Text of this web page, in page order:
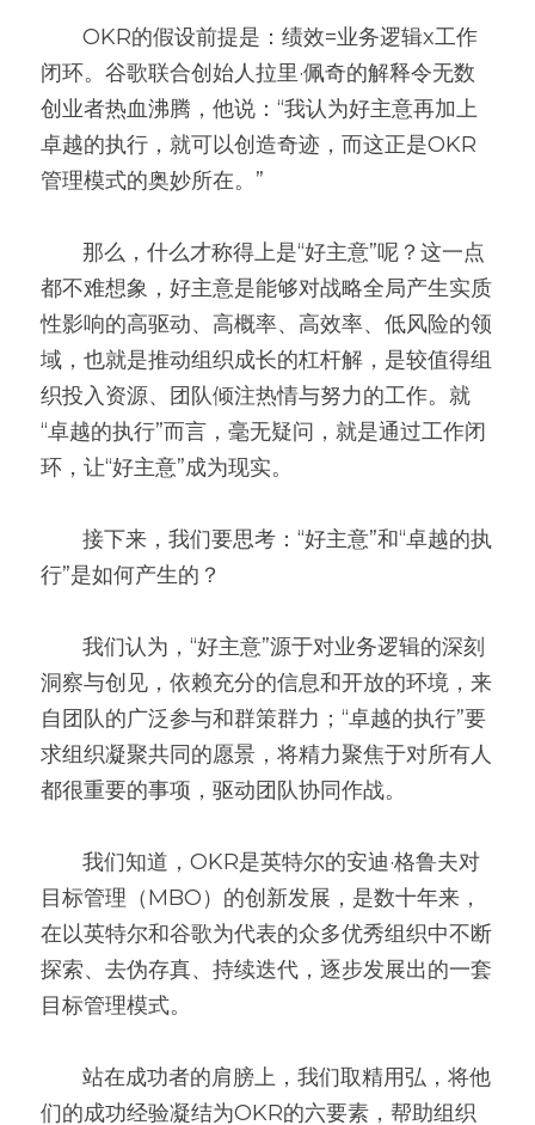
闭环。谷歌联合创始人拉里·佩奇的解释令无数
创业者热血沸腾，他说：“我认为好主意再加上
卓越的执行，就可以创造奇迹，而这正是OKR
管理模式的奥妙所在。”
都不难想象，好主意是能够对战略全局产生实质
性影响的高驱动、高概率、高效率、低风险的领
域，也就是推动组织成长的杠杆解，是较值得组
织投入资源、团队倾注热情与努力的工作。就
“卓越的执行”而言，毫无疑问，就是通过工作闭
环，让“好主意”成为现实。
行”是如何产生的？
洞察与创见，依赖充分的信息和开放的环境，来
自团队的广泛参与和群策群力；“卓越的执行”要
求组织凝聚共同的愿景，将精力聚焦于对所有人
都很重要的事项，驱动团队协同作战。
目标管理（MBO）的创新发展，是数十年来，
在以英特尔和谷歌为代表的众多优秀组织中不断
探索、去伪存真、持续迭代，逐步发展出的一套
目标管理模式。
们的成功经验凝结为OKR的六要素，帮助组织